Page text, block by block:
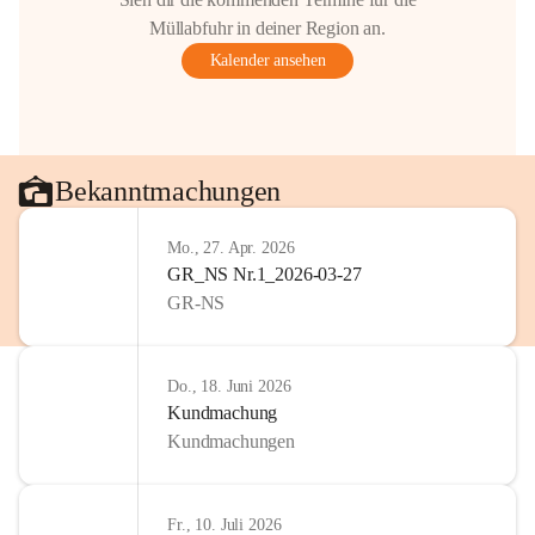
Müllabfuhr in deiner Region an.
Kalender ansehen
Bekanntmachungen
Mo., 27. Apr. 2026
GR_NS Nr.1_2026-03-27
GR-NS
Do., 18. Juni 2026
Kundmachung
Kundmachungen
Fr., 10. Juli 2026